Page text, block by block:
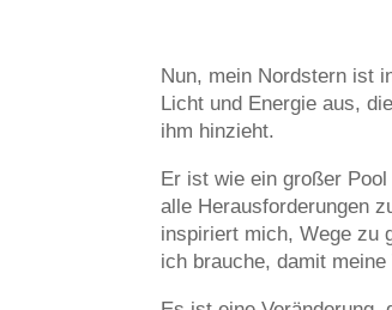
Nun, mein Nordstern ist
Licht und Energie aus,
ihm hinzieht.
Er ist wie ein großer
alle Herausforderungen
inspiriert mich, Wege zu
ich brauche, damit